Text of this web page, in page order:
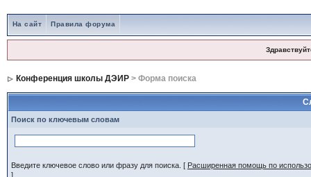
На сайт Правила форума
Конференция школы ДЭИР> Форма поиска
Поиск по ключевым словам
Введите ключевое слово или фразу для поиска. [ Расширенная помощь по
]